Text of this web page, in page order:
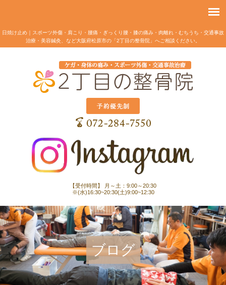
日焼け止め｜スポーツ外傷・肩こり・腰痛・ぎっくり腰・膝の痛み・肉離れ・むちうち・交通事故
治療・美容鍼灸、など大阪府松原市の「2丁目の整骨院」へご相談ください。
【受付時間】 月～土：9:00～20:30
※(水)16:30~20:30(土)9:00~12:30
ブログ